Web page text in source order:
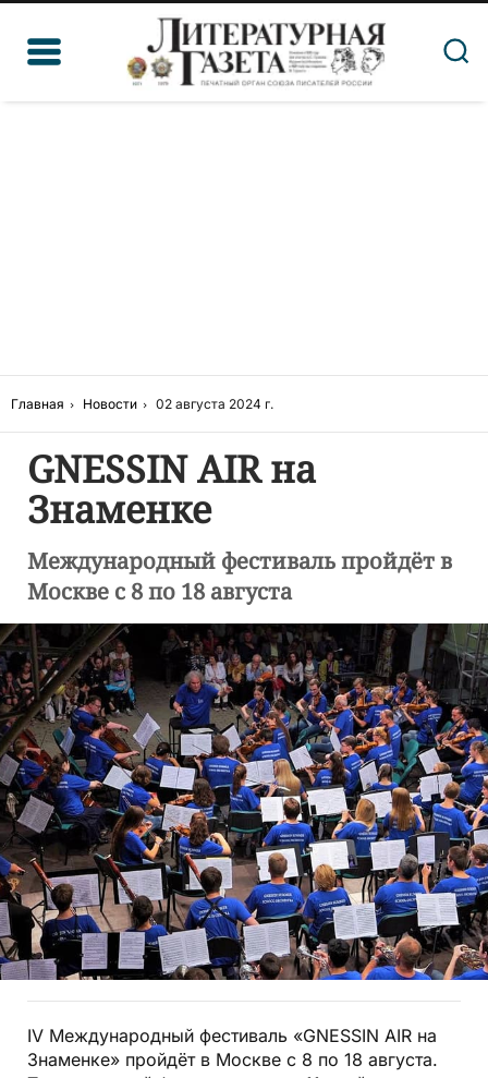
Главная Новости 02 августа 2024 г.
GNESSIN AIR на
Знаменке
Международный фестиваль пройдёт в
Москве с 8 по 18 августа
IV Международный фестиваль «GNESSIN AIR на
Знаменке» пройдёт в Москве с 8 по 18 августа.